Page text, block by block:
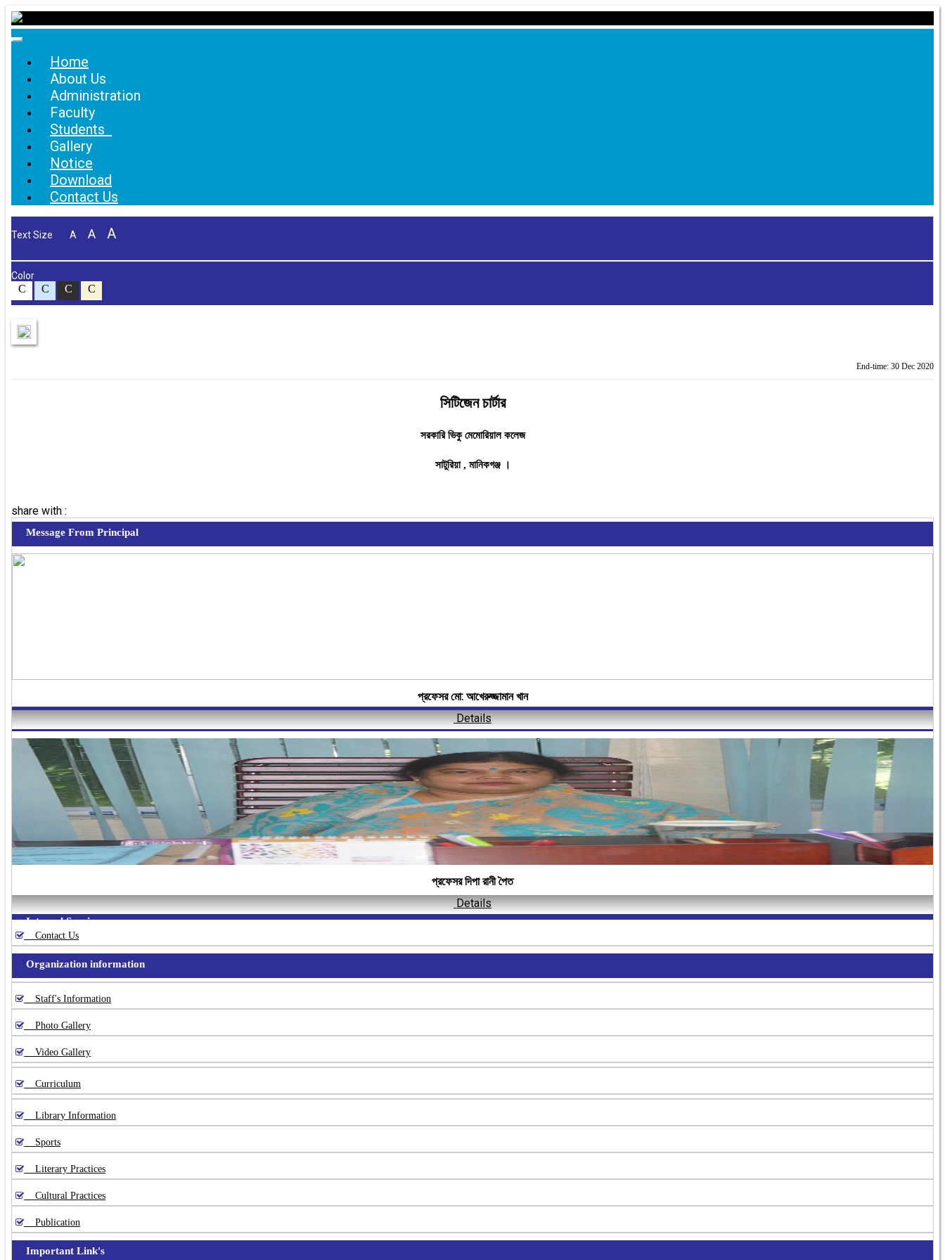
Toggle
navigationHome
About Us
Administration
Faculty
Students
Gallery
Notice
Download
Contact Us
Text Size A A A
Color
C C C C
End-time: 30 Dec 2020
সিটিজেন চার্টার
সরকারি ভিকু মেমোরিয়াল কলেজ
সাটুরিয়া , মানিকগঞ্জ ।
share with :
Message From Principal
প্রফেসর মো: আখেরুজ্জামান খান
Details
Message From Vice Principal
প্রফেসর দিপা রানী পৈত
Details
Internal Service
Contact Us
Organization information
Staff's Information
Photo Gallery
Video Gallery
Curriculum
Library Information
Sports
Literary Practices
Cultural Practices
Publication
Important Link's